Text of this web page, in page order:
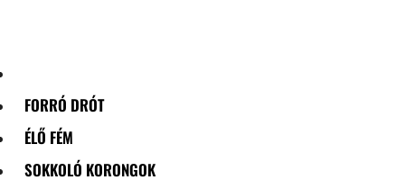
FORRÓ DRÓT
ÉLŐ FÉM
SOKKOLÓ KORONGOK